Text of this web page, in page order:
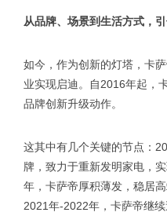
从品牌、场景到生活方式，
如今，作为创新的灯塔，卡
业实现启迪。自2016年起，
品牌创新升级动作。
这其中有几个关键的节点：
牌，致力于重新发明家电，
年，卡萨帝厚积薄发，稳居
2021年-2022年，卡萨帝继